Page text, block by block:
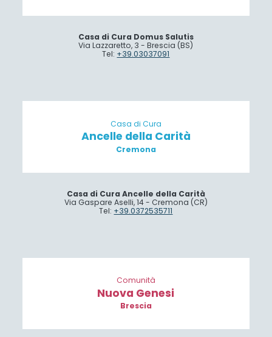
Casa di Cura Domus Salutis
Via Lazzaretto, 3 - Brescia (BS)
Tel: +39.03037091
Casa di Cura
Ancelle della Carità
Cremona
Casa di Cura Ancelle della Carità
Via Gaspare Aselli, 14 - Cremona (CR)
Tel: +39.0372535711
Comunità
Nuova Genesi
Brescia